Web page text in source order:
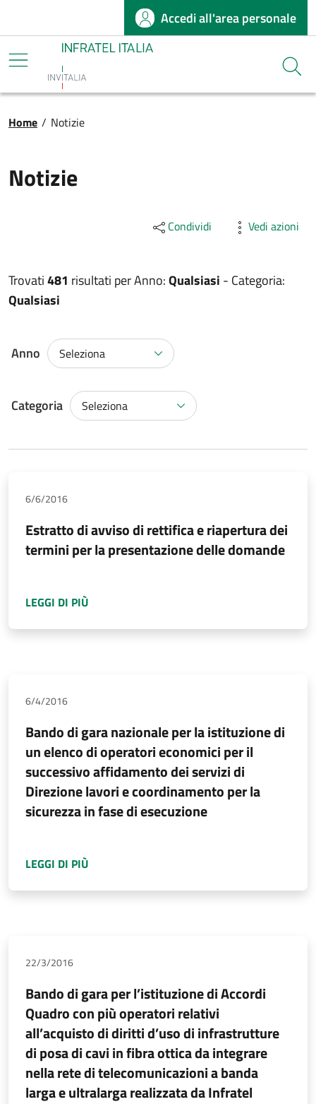
Salta al contenuto principaleAccedi all'area personale
Infratel
Briciole di pane
Home / Notizie
Notizie
Condividi Vedi azioni
Trovati481 risultati perAnno:Qualsiasi - Categoria:
Qualsiasi
Anno Seleziona
Categoria SelezionaCategoria
6/6/2016
Estratto di avviso di rettifica e riapertura dei
termini per la presentazione delle domande
LEGGI DI PIÙ
6/4/2016
Bando di gara nazionale per la istituzione di
un elenco di operatori economici per il
successivo affidamento dei servizi di
Direzione lavori e coordinamento per la
sicurezza in fase di esecuzione
LEGGI DI PIÙ
22/3/2016
Bando di gara per l’istituzione di Accordi
Quadro con più operatori relativi
all’acquisto di diritti d’uso di infrastrutture
di posa di cavi in fibra ottica da integrare
nella rete di telecomunicazioni a banda
larga e ultralarga realizzata da Infratel